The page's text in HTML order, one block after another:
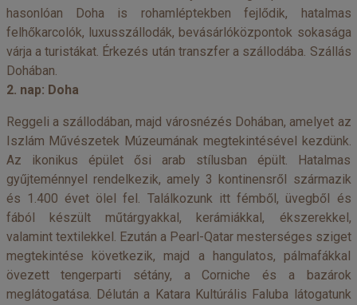
hasonlóan Doha is rohamléptekben fejlődik, hatalmas
felhőkarcolók, luxusszállodák, bevásárlóközpontok sokasága
várja a turistákat. Érkezés után transzfer a szállodába. Szállás
Dohában.
2. nap: Doha
Reggeli a szállodában, majd városnézés Dohában, amelyet az
Iszlám Művészetek Múzeumának megtekintésével kezdünk.
Az ikonikus épület ősi arab stílusban épült. Hatalmas
gyűjteménnyel rendelkezik, amely 3 kontinensről származik
és 1.400 évet ölel fel. Találkozunk itt fémből, üvegből és
fából készült műtárgyakkal, kerámiákkal, ékszerekkel,
valamint textilekkel. Ezután a Pearl-Qatar mesterséges sziget
megtekintése következik, majd a hangulatos, pálmafákkal
övezett tengerparti sétány, a Corniche és a bazárok
meglátogatása. Délután a Katara Kultúrális Faluba látogatunk